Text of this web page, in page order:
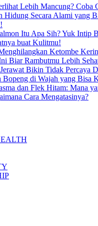
Lebih Mancung? Coba
Hidung Secara Alami yang
Itu Apa Sih? Yuk Intip
buat Kulitmu!
Ketombe
Biar Rambutmu Lebih
Bikin Tidak Percaya
Bopeng di Wajah yang Bisa
dan Flek Hitam: Mana
Cara Mengatasinya?